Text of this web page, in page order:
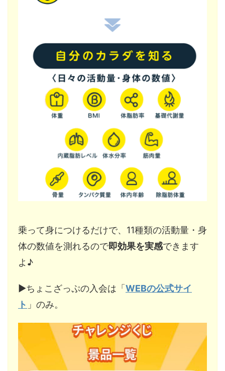
乗って身につけるだけで、11種類の活動量・身
体の数値を測れるので即効果を実感できます
よ♪
▶︎ちょこざっぷの入会は「 WEBの公式サイ
ト 」のみ。